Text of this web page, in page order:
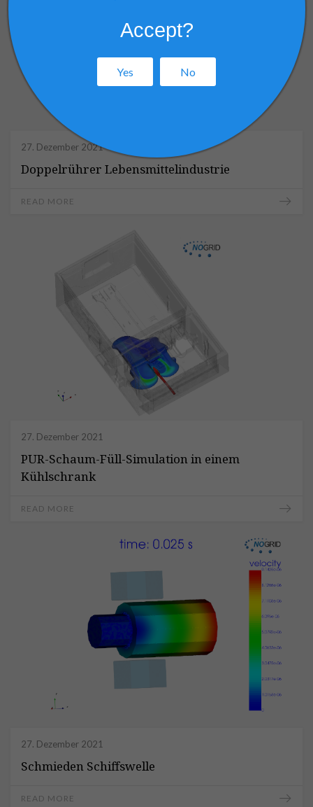
27. Dezember 2021
Doppelrührer Lebensmittelindustrie
READ MORE
27. Dezember 2021
PUR-Schaum-Füll-Simulation in einem
Kühlschrank
READ MORE
27. Dezember 2021
Schmieden Schiffswelle
READ MORE
Accept?
Yes No